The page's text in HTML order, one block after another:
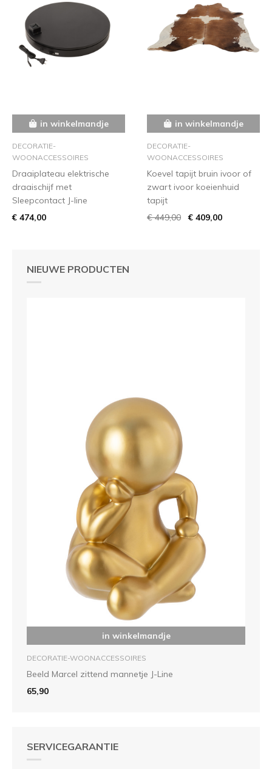
NIEUWE PRODUCTEN
in winkelmandje
DECORATIE-WOONACCESSOIRES
Beeld Marcel zittend mannetje J-Line
65,90
SERVICEGARANTIE
in winkelmandje
DECORATIE-
WOONACCESSOIRES
Draaiplateau elektrische
draaischijf met
Sleepcontact J-line
€ 474,00
in winkelmandje
DECORATIE-
WOONACCESSOIRES
Koevel tapijt bruin ivoor of
zwart ivoor koeienhuid
tapijt
€ 449,00
€ 409,00